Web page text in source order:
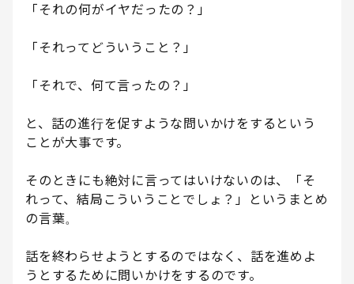
「それの何がイヤだったの？」
「それってどういうこと？」
「それで、何て言ったの？」
と、話の進行を促すような問いかけをするという
ことが大事です。
そのときにも絶対に言ってはいけないのは、「そ
れって、結局こういうことでしょ？」というまとめ
の言葉。
話を終わらせようとするのではなく、話を進めよ
うとするために問いかけをするのです。